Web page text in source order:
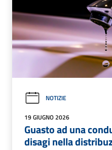
NOTIZIE
19 GIUGNO 2026
Guasto ad una
disagi nella